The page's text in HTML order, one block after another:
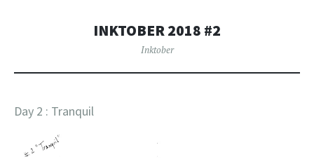
INKTOBER 2018 #2
Inktober
Day 2 : Tranquil